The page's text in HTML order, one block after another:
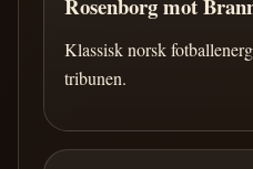
Rosenborg mot
Klassisk norsk
tribunen.